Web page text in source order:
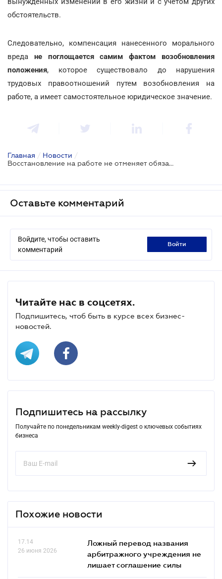
обстоятельств.
Следовательно, компенсация нанесенного морального
вреда не поглощается самим фактом возобновления
положения, которое существовало до нарушения
трудовых правоотношений путем возобновления на
работе, а имеет самостоятельное юридическое значение.
Главная / Новости /
Восстановление на работе не отменяет обязанность возместить моральный вред за увольнение
Оставьте комментарий
Войдите, чтобы оставить
комментарий
войти
Читайте нас в соцсетях.
Подпишитесь, чтоб быть в курсе всех бизнес-
новостей.
Подпишитесь на рассылку
Получайте по понедельникам weekly-digest о ключевых событиях
бизнеса
Похожие новости
17.14
26 июня 2026
Ложный перевод названия
арбитражного учреждения не
лишает соглашение силы